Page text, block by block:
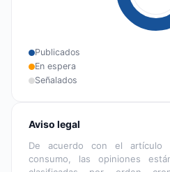
Publicados
En espera
Señalados
Aviso legal
De acuerdo con el artículo
consumo, las opiniones